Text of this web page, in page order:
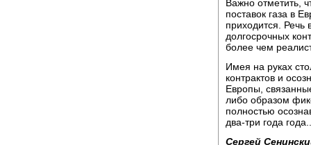
Важно отметить,
поставок газа в
приходится. Речь
долгосрочных
более чем
Имея на руках
контрактов и
Европы,
либо образом
полностью
два-три года
Сергей